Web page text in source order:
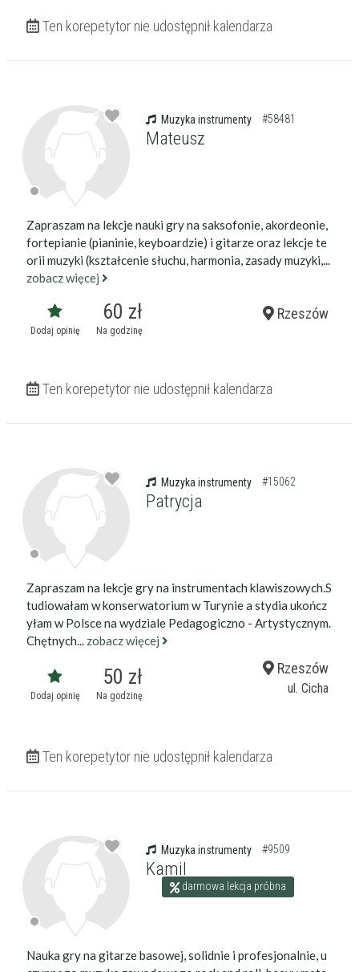
Ten korepetytor nie udostępnił kalendarza
Muzyka instrumenty #58481
Mateusz
Zapraszam na lekcje nauki gry na saksofonie, akordeonie,
fortepianie (pianinie, keyboardzie) i gitarze oraz lekcje te
orii muzyki (kształcenie słuchu, harmonia, zasady muzyki,...
zobacz więcej
Dodaj opinię
60 zł
Na godzinę
Rzeszów
Ten korepetytor nie udostępnił kalendarza
Muzyka instrumenty #15062
Patrycja
Zapraszam na lekcje gry na instrumentach klawiszowych.S
tudiowałam w konserwatorium w Turynie a stydia ukończ
yłam w Polsce na wydziale Pedagogiczno - Artystycznym.
Chętnych... zobacz więcej
Dodaj opinię
50 zł
Na godzinę
Rzeszów
ul. Cicha
Ten korepetytor nie udostępnił kalendarza
Muzyka instrumenty #9509
Kamil
darmowa lekcja próbna
Nauka gry na gitarze basowej, solidnie i profesjonalnie, u